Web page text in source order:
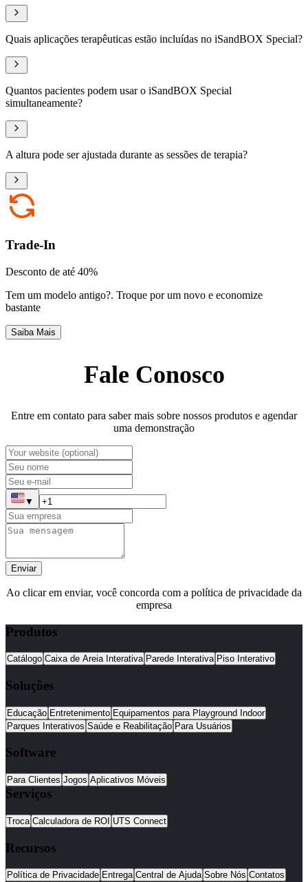
Quais aplicações terapêuticas estão incluídas no iSandBOX Special?
Quantos pacientes podem usar o iSandBOX Special
simultaneamente?
A altura pode ser ajustada durante as sessões de terapia?
Trade-In
Desconto de até 40%
Tem um modelo antigo?. Troque por um novo e economize
bastante
Saiba Mais
Fale Conosco
Entre em contato para saber mais sobre nossos produtos e agendar
uma demonstração
▼
Enviar
Ao clicar em enviar, você concorda com a política de privacidade da
empresa
Produtos
Catálogo Caixa de Areia Interativa Parede Interativa Piso Interativo
Soluções
Educação Entretenimento Equipamentos para Playground Indoor
Parques Interativos Saúde e Reabilitação Para Usuários
Software
Para Clientes Jogos Aplicativos Móveis
Serviços
Troca Calculadora de ROI UTS Connect
Recursos
Política de Privacidade Entrega Central de Ajuda Sobre Nós Contatos